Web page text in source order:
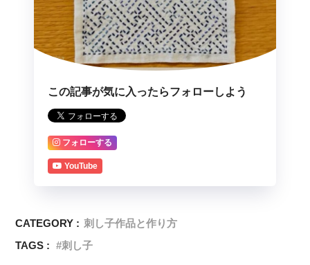
この記事が気に入ったらフォローしよう
フォローする
YouTube
CATEGORY : 刺し子作品と作り方
TAGS :
刺し子